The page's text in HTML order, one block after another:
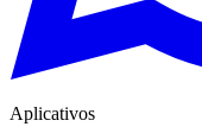
Aplicativos